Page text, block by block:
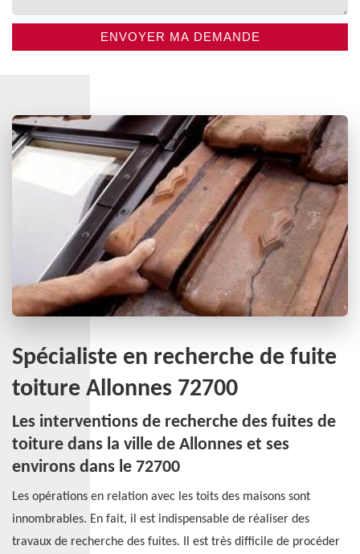
Spécialiste en recherche de fuite
toiture Allonnes 72700
Les interventions de recherche des fuites de
toiture dans la ville de Allonnes et ses
environs dans le 72700
Les opérations en relation avec les toits des maisons sont
innombrables. En fait, il est indispensable de réaliser des
travaux de recherche des fuites. Il est très difficile de procéder